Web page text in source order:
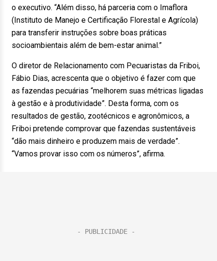
o executivo. “Além disso, há parceria com o Imaflora
(Instituto de Manejo e Certificação Florestal e Agrícola)
para transferir instruções sobre boas práticas
socioambientais além de bem-estar animal.”
O diretor de Relacionamento com Pecuaristas da Friboi,
Fábio Dias, acrescenta que o objetivo é fazer com que
as fazendas pecuárias “melhorem suas métricas ligadas
à gestão e à produtividade”. Desta forma, com os
resultados de gestão, zootécnicos e agronômicos, a
Friboi pretende comprovar que fazendas sustentáveis
“dão mais dinheiro e produzem mais de verdade”.
“Vamos provar isso com os números”, afirma.